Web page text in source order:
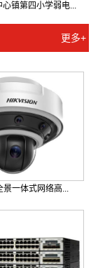
镇第四小学弱电...
更多+
景一体式网络高...